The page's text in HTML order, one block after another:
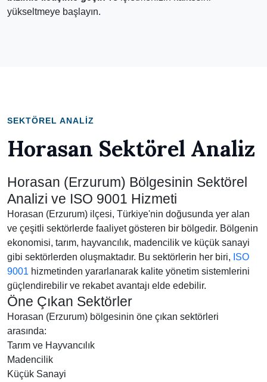
yükseltmeye başlayın.
SEKTÖREL ANALIZ
Horasan Sektörel Analiz
Horasan (Erzurum) Bölgesinin Sektörel
Analizi ve ISO 9001 Hizmeti
Horasan (Erzurum) ilçesi, Türkiye'nin doğusunda yer alan
ve çeşitli sektörlerde faaliyet gösteren bir bölgedir. Bölgenin
ekonomisi, tarım, hayvancılık, madencilik ve küçük sanayi
gibi sektörlerden oluşmaktadır. Bu sektörlerin her biri, ISO
9001 hizmetinden yararlanarak kalite yönetim sistemlerini
güçlendirebilir ve rekabet avantajı elde edebilir.
Öne Çıkan Sektörler
Horasan (Erzurum) bölgesinin öne çıkan sektörleri
arasında:
Tarım ve Hayvancılık
Madencilik
Küçük Sanayi